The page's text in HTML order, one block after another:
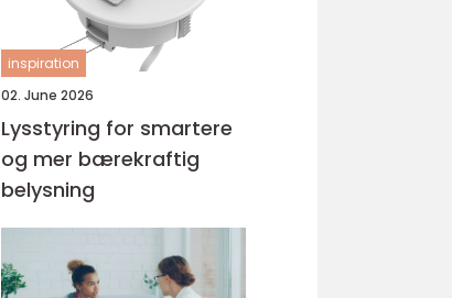
inspiration
02. June 2026
Lysstyring for smartere
og mer bærekraftig
belysning